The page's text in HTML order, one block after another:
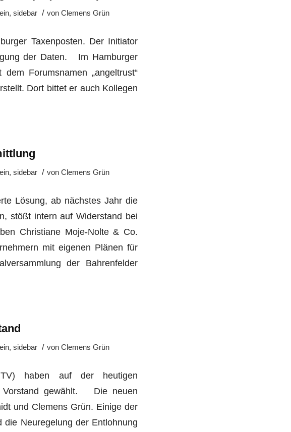
, sidebar / von Clemens Grün
Taxenposten. Der Initiator
der Daten. Im Hamburger
Forumsnamen „angeltrust“
Dort bittet er auch Kollegen
, sidebar / von Clemens Grün
Lösung, ab nächstes Jahr die
stößt intern auf Widerstand bei
Christiane Moje-Nolte & Co.
mit eigenen Plänen für
der Bahrenfelder
, sidebar / von Clemens Grün
haben auf der heutigen
Vorstand gewählt. Die neuen
und Clemens Grün. Einige der
Neuregelung der Entlohnung